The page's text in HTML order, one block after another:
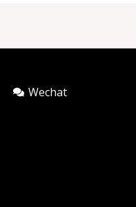
Wechat